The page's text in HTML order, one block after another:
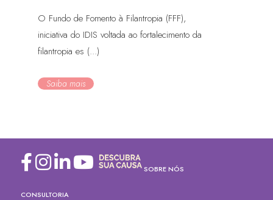
O Fundo de Fomento à Filantropia (FFF),
iniciativa do IDIS voltada ao fortalecimento da
filantropia es (...)
Saiba mais
SOBRE NÓS
CONSULTORIA